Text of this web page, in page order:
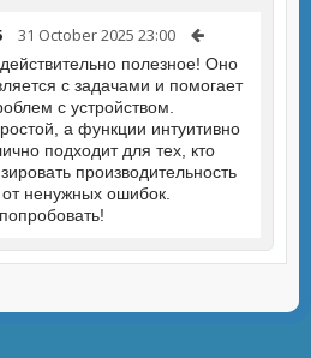
31 October 2025 23:00
полезное! Оно
с задачами и помогает
с устройством.
а функции интуитивно
подходит для тех, кто
производительность
от ненужных ошибок.